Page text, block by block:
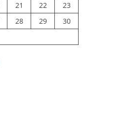
21 22
23
28 29
30